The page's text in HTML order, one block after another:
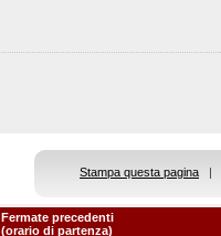
Stampa questa pagina |
Fermate precedenti
(orario di partenza)